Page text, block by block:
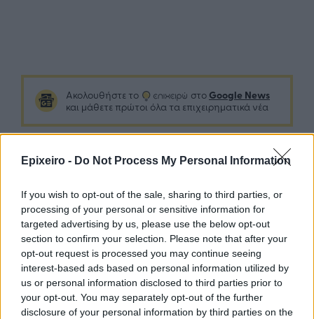
Epixeiro - Do Not Process My Personal Information
If you wish to opt-out of the sale, sharing to third parties, or
processing of your personal or sensitive information for
targeted advertising by us, please use the below opt-out
section to confirm your selection. Please note that after your
opt-out request is processed you may continue seeing
interest-based ads based on personal information utilized by
us or personal information disclosed to third parties prior to
your opt-out. You may separately opt-out of the further
disclosure of your personal information by third parties on the
Ακολουθήστε το στο Google News
και μάθετε πρώτοι όλα τα επιχειρηματικά νέα
Δείτε όλες τις τελευταίες επιχειρηματικές
Σχολιάστε
... σχόλια | Κάνε click για να σχολιάσεις